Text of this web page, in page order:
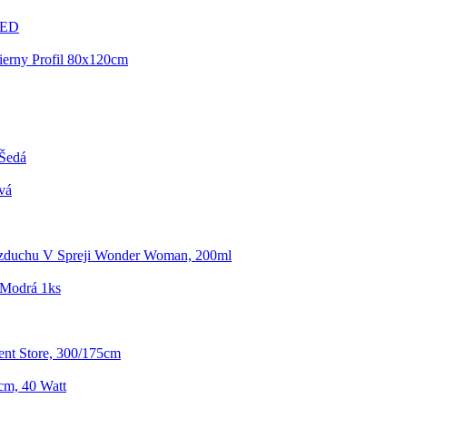
Profil 80x120cm
V Spreji Wonder Woman, 200ml
1ks
Store, 300/175cm
40 Watt